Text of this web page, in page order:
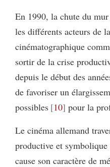
En 1990, la chute du
les différents acteurs de
cinématographique
sortir de la crise
depuis le début des
de favoriser un
possibles 10 pour la
Le cinéma allemand
productive et
cause son caractère de